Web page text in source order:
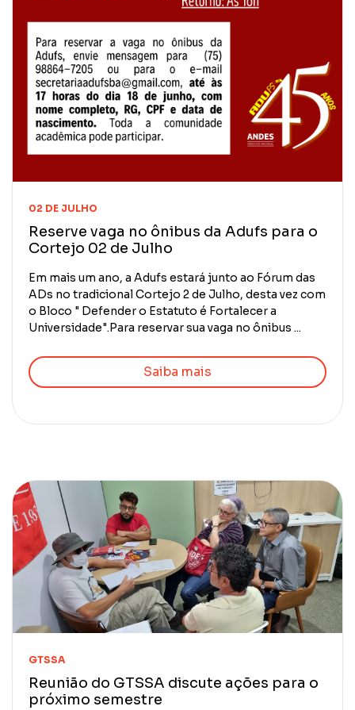
02 DE JULHO
Reserve vaga no ônibus da Adufs para o
Cortejo 02 de Julho
Em mais um ano, a Adufs estará junto ao Fórum das
ADs no tradicional Cortejo 2 de Julho, desta vez com
o Bloco " Defender o Estatuto é Fortalecer a
Universidade".Para reservar sua vaga no ônibus ...
Saiba mais
GTSSA
Reunião do GTSSA discute ações para o
próximo semestre